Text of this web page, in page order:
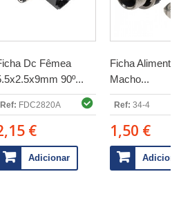
Dc Fêmea
90º...
Ref: FDC2820A
€
Adicionar
Ficha
Macho...
Ref: 34-4
1,50 €